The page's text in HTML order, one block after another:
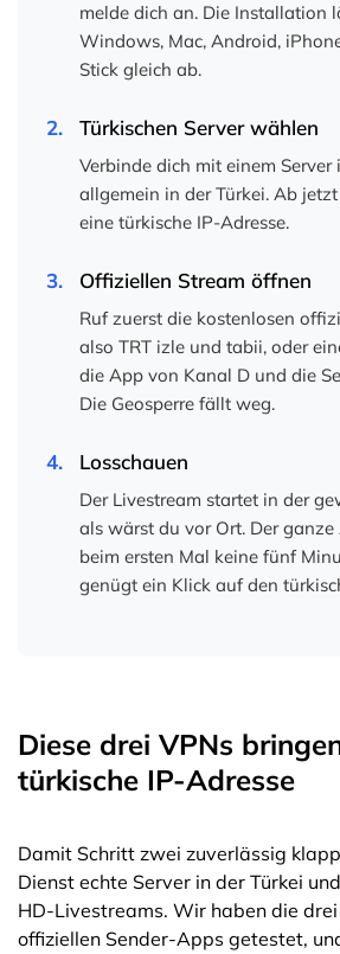
melde dich an. Die Installation
Windows, Mac, Android,
Stick gleich ab.
2. Türkischen Server wählen
Verbinde dich mit einem
allgemein in der Türkei. Ab
eine türkische IP-Adresse.
3. Offiziellen Stream öffnen
Ruf zuerst die kostenlosen
also TRT izle und tabii, oder
die App von Kanal D und die
Die Geosperre fällt weg.
4. Losschauen
Der Livestream startet in der
als wärst du vor Ort. Der
beim ersten Mal keine fünf
genügt ein Klick auf den
Diese drei VPNs
türkische IP-Adresse
Damit Schritt zwei zuverlässig
Dienst echte Server in der Türkei
HD-Livestreams. Wir haben die
offiziellen Sender-Apps getestet,